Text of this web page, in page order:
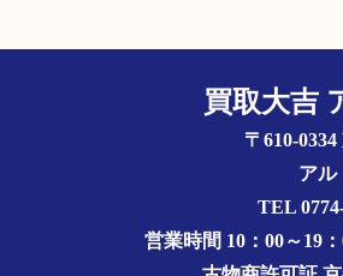
買取大吉
〒610-
ア
TEL
営業時間 10：00～19